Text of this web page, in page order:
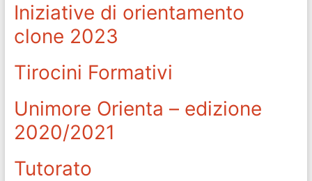
Iniziative di orientamento
clone 2023
Tirocini Formativi
Unimore Orienta – edizione
2020/2021
Tutorato